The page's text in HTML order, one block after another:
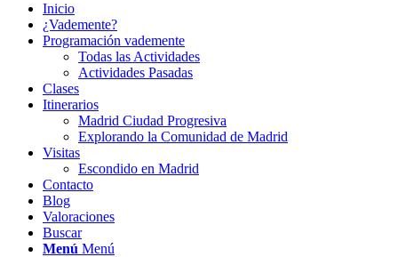
Inicio
¿Vademente?
Programación vademente
Todas las Actividades
Actividades Pasadas
Clases
Itinerarios
Madrid Ciudad Progresiva
Explorando la Comunidad de Madrid
Visitas
Escondido en Madrid
Contacto
Blog
Valoraciones
Buscar
Menú Menú